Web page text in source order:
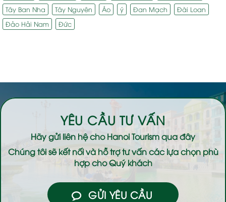
Tây Ban Nha
Tây Nguyên Áo ý Đan Mạch
Đài Loan
Đảo Hải Nam
Đức
YÊU CẦU TƯ VẤN
Hãy gửi liên hệ choHanoi Tourismqua đây
Chúng tôi sẽ kết nối và hỗ trợ tư vấn các lựa chọn phù
hợp cho Quý khách
GỬI YÊU CẦU